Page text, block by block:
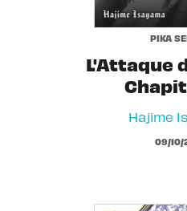
PIKA
L'Attaque
Hajime
09/10/